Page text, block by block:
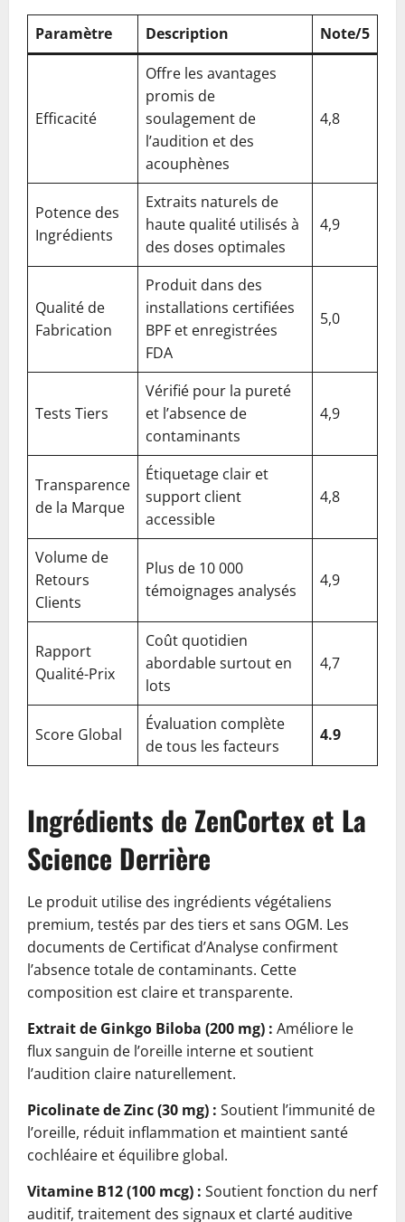
Paramètre Description Note/5
Efficacité
Offre les avantages
promis de
soulagement de
l’audition et des
acouphènes
4,8
Potence des
Ingrédients
Extraits naturels de
haute qualité utilisés à
des doses optimales
4,9
Qualité de
Fabrication
Produit dans des
installations certifiées
BPF et enregistrées
FDA
5,0
Tests Tiers
Vérifié pour la pureté
et l’absence de
contaminants
4,9
Transparence
de la Marque
Étiquetage clair et
support client
accessible
4,8
Volume de
Retours
Clients
Plus de 10 000
témoignages analysés
4,9
Rapport
Qualité-Prix
Coût quotidien
abordable surtout en
lots
4,7
Score Global
Évaluation complète
de tous les facteurs
4.9
Ingrédients de ZenCortex et La
Science Derrière
Le produit utilise des ingrédients végétaliens
premium, testés par des tiers et sans OGM. Les
documents de Certificat d’Analyse confirment
l’absence totale de contaminants. Cette
composition est claire et transparente.
Extrait de Ginkgo Biloba (200 mg) : Améliore le
flux sanguin de l’oreille interne et soutient
l’audition claire naturellement.
Picolinate de Zinc (30 mg) : Soutient l’immunité de
l’oreille, réduit inflammation et maintient santé
cochléaire et équilibre global.
Vitamine B12 (100 mcg) : Soutient fonction du nerf
auditif, traitement des signaux et clarté auditive